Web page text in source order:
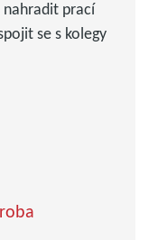
nahradit prací
se s kolegy